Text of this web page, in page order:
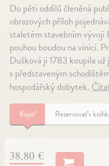
Do pěti oddílů členěná
obrazových příloh
staletém stavebním
pouhou boudou na vinici.
Dušková ji 1783 koupila
s představeným
hospodářský dobytek.
Kúpiť Rezervovať v
38,80 €